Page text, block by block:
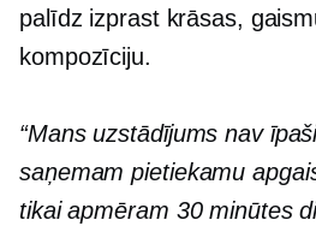
palīdz izprast krāsas,
kompozīciju.
“Mans uzstādījums nav
saņemam pietiekamu
tikai apmēram 30 minūtes